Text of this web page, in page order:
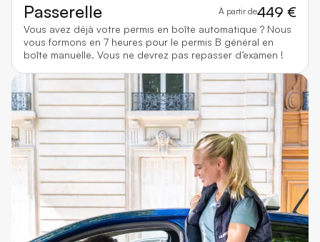
Passerelle À partir de449 €
Vous avez déjà votre permis en boîte automatique ? Nous
vous formons en 7 heures pour le permis B général en
boîte manuelle. Vous ne devrez pas repasser d’examen !